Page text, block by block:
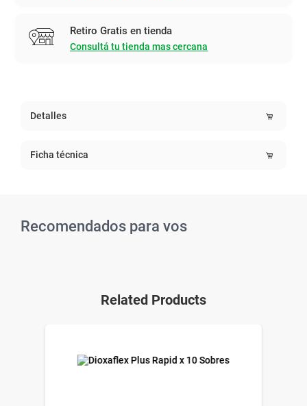
Retiro Gratis en tienda
Consultá tu tienda mas cercana
Detalles
Ficha técnica
Recomendados para vos
Related Products